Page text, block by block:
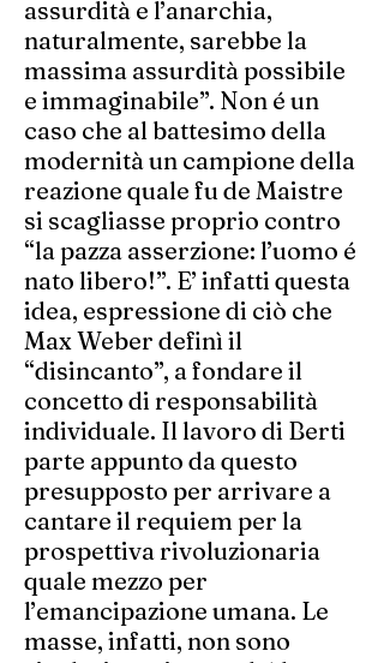
assurdità e l’anarchia,
naturalmente, sarebbe la
massima assurdità possibile
e immaginabile”. Non é un
caso che al battesimo della
modernità un campione della
reazione quale fu de Maistre
si scagliasse proprio contro
“la pazza asserzione: l’uomo é
nato libero!”. E’ infatti questa
idea, espressione di ciò che
Max Weber definì il
“disincanto”, a fondare il
concetto di responsabilità
individuale. Il lavoro di Berti
parte appunto da questo
presupposto per arrivare a
cantare il requiem per la
prospettiva rivoluzionaria
quale mezzo per
l’emancipazione umana. Le
masse, infatti, non sono